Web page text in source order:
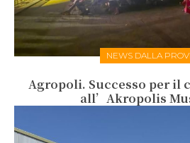
NEWS DALLA
Agropoli. Successo per il
all’Akropolis